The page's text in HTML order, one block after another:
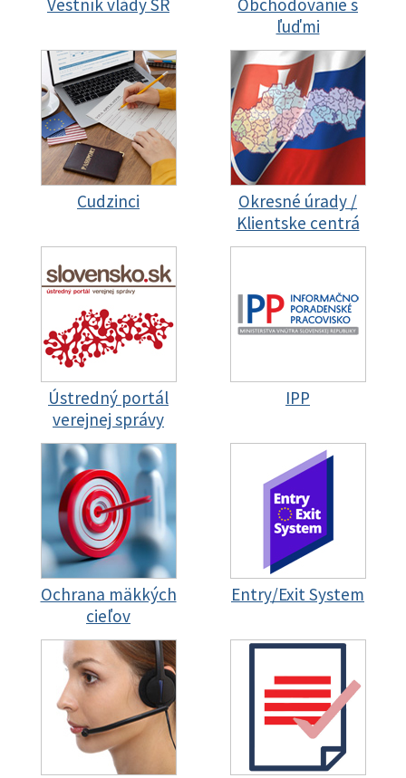
Vestník vlády SR
Obchodovanie s
ľuďmi
Cudzinci
Okresné úrady /
Klientske centrá
Ústredný portál
verejnej správy
IPP
Ochrana mäkkých
cieľov
Entry/Exit System